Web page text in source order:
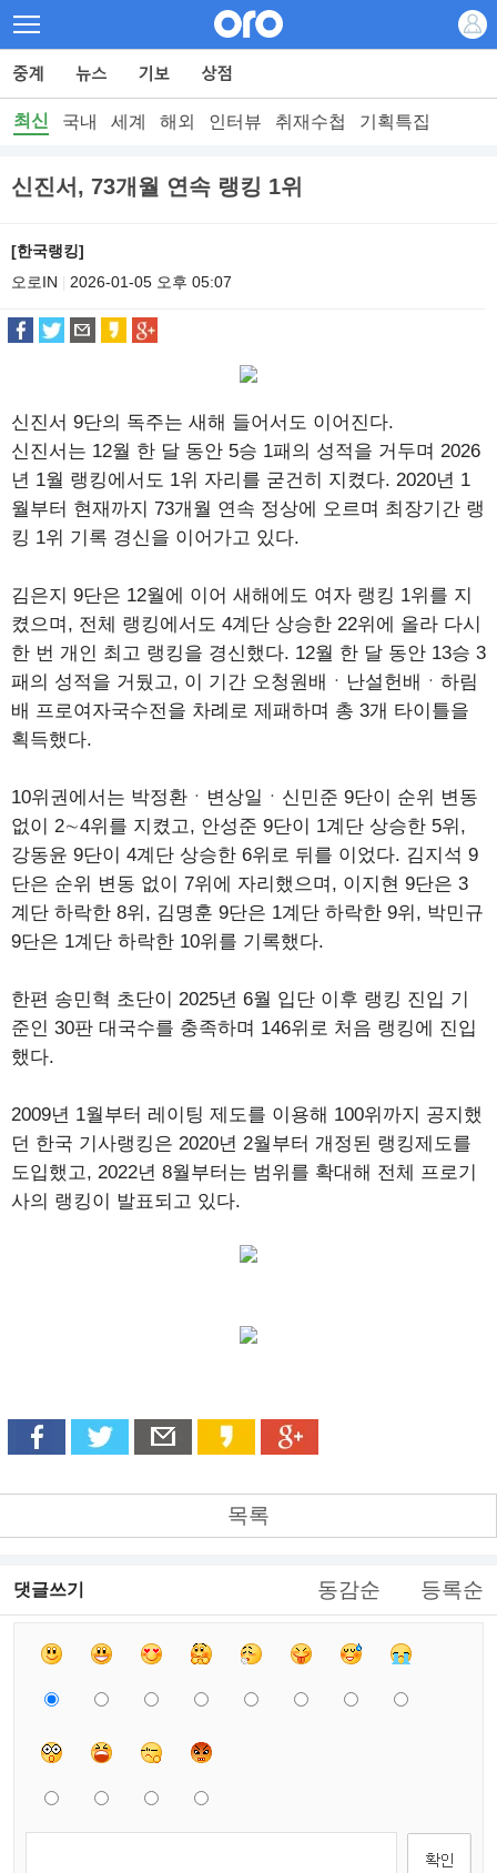
최신 국내 세계 해외 인터뷰 취재수첩 기획특집
신진서, 73개월 연속 랭킹 1위
[한국랭킹]
오로IN
2026-01-05 오후 05:07
신진서 9단의 독주는 새해 들어서도 이어진다.
신진서는 12월 한 달 동안 5승 1패의 성적을 거두며 2026
년 1월 랭킹에서도 1위 자리를 굳건히 지켰다. 2020년 1
월부터 현재까지 73개월 연속 정상에 오르며 최장기간 랭
킹 1위 기록 경신을 이어가고 있다.
김은지 9단은 12월에 이어 새해에도 여자 랭킹 1위를 지
켰으며, 전체 랭킹에서도 4계단 상승한 22위에 올라 다시
한 번 개인 최고 랭킹을 경신했다. 12월 한 달 동안 13승 3
패의 성적을 거뒀고, 이 기간 오청원배ㆍ난설헌배ㆍ하림
배 프로여자국수전을 차례로 제패하며 총 3개 타이틀을
획득했다.
10위권에서는 박정환ㆍ변상일ㆍ신민준 9단이 순위 변동
없이 2∼4위를 지켰고, 안성준 9단이 1계단 상승한 5위,
강동윤 9단이 4계단 상승한 6위로 뒤를 이었다. 김지석 9
단은 순위 변동 없이 7위에 자리했으며, 이지현 9단은 3
계단 하락한 8위, 김명훈 9단은 1계단 하락한 9위, 박민규
9단은 1계단 하락한 10위를 기록했다.
한편 송민혁 초단이 2025년 6월 입단 이후 랭킹 진입 기
준인 30판 대국수를 충족하며 146위로 처음 랭킹에 진입
했다.
2009년 1월부터 레이팅 제도를 이용해 100위까지 공지했
던 한국 기사랭킹은 2020년 2월부터 개정된 랭킹제도를
도입했고, 2022년 8월부터는 범위를 확대해 전체 프로기
사의 랭킹이 발표되고 있다.
목록
댓글쓰기 동감순 등록순